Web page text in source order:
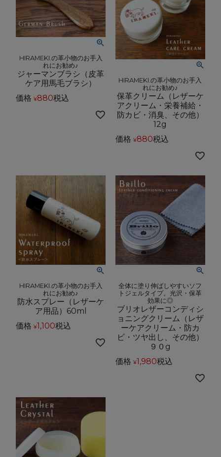
HIRAMEKI.の革小物のお手入
れにお勧め♪
ジャーマンブラシ（皮革
ケア用馬毛ブラシ）
価格 ¥880税込
HIRAMEKI.の革小物のお手入
れにお勧め♪
保革クリーム（レザーケ
アクリーム・栄養補給・
防カビ・消臭、その他）
12g
価格 ¥880税込
HIRAMEKI.の革小物のお手入
れにお勧め♪
防水スプレー（レザーケ
ア用品）60ml
価格 ¥1,100税込
全体に塗り伸ばしやすいソフ
トジェルタイプ。光沢・保革
効果に◎
ブリオレザーコンディシ
ョニングクリーム（レザ
ーケアクリーム・防カ
ビ・ツヤ出し、その他）
９０g
価格 ¥1,980税込